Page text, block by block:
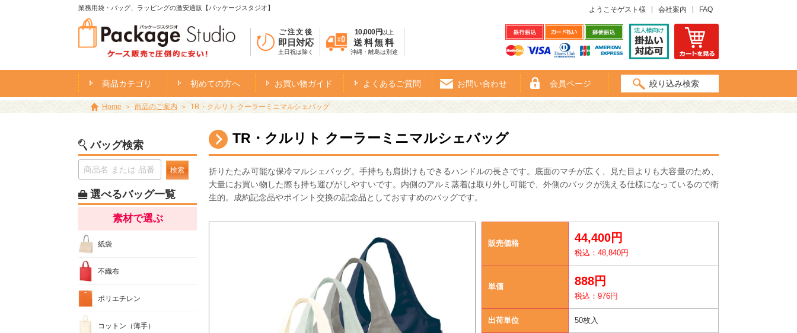
業務用袋・バッグ、ラッピングの激安通販【パッケージスタジオ】
ご注文後
即日対応
土日祝は除く
10,000円 以上
送料無料
沖縄・離島は別途
ようこそゲスト様 会社案内 FAQ
商品カテゴリ 初めての方へ お買い物ガイド よくあるご質問 お問い合わせ 会員ページ 絞り込み検索
Home 商品のご案内 TR・クルリト クーラーミニマルシェバッグ
TR・クルリト クーラーミニマルシェバッグ
折りたたみ可能な保冷マルシェバッグ。手持ちも肩掛けもできるハンドルの長さです。底面のマチが広く、見た目よりも大容量のため、
大量にお買い物した際も持ち運びがしやすいです。 内側のアルミ蒸着は取り外し可能で、外側のバックが洗える仕様になっているので衛
生的。成約記念品やポイント交換の記念品としておすすめのバッグです。
販売価格 44,400円
税込：48,840円
単価 888円
税込：976円
出荷単位 50枚入
バッグ検索
検索
選べるバッグ一覧
素材で選ぶ
紙袋
不織布
ポリエチレン
コットン（薄手）